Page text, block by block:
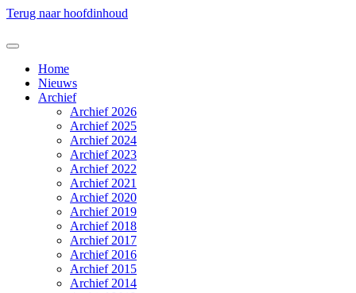
Terug naar hoofdinhoud
Home
Nieuws
Archief
Archief 2026
Archief 2025
Archief 2024
Archief 2023
Archief 2022
Archief 2021
Archief 2020
Archief 2019
Archief 2018
Archief 2017
Archief 2016
Archief 2015
Archief 2014